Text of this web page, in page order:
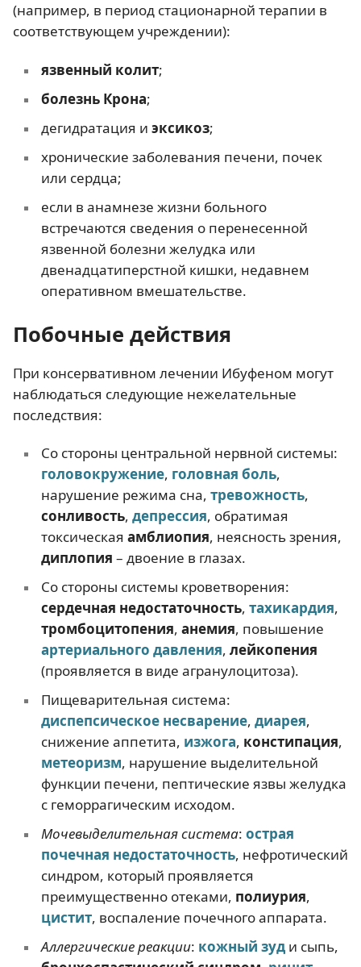
(например, в период стационарной терапии в
соответствующем учреждении):
язвенный колит;
болезнь Крона;
дегидратация и эксикоз;
хронические заболевания печени, почек
или сердца;
если в анамнезе жизни больного
встречаются сведения о перенесенной
язвенной болезни желудка или
двенадцатиперстной кишки, недавнем
оперативном вмешательстве.
Побочные действия
При консервативном лечении Ибуфеном могут
наблюдаться следующие нежелательные
последствия:
Со стороны центральной нервной системы:
головокружение, головная боль,
нарушение режима сна, тревожность,
сонливость, депрессия, обратимая
токсическая амблиопия, неясность зрения,
диплопия – двоение в глазах.
Со стороны системы кроветворения:
сердечная недостаточность, тахикардия,
тромбоцитопения, анемия, повышение
артериального давления, лейкопения
(проявляется в виде агранулоцитоза).
Пищеварительная система:
диспепсическое несварение, диарея,
снижение аппетита, изжога, констипация,
метеоризм, нарушение выделительной
функции печени, пептические язвы желудка
с геморрагическим исходом.
Мочевыделительная система: острая
почечная недостаточность, нефротический
синдром, который проявляется
преимущественно отеками, полиурия,
цистит, воспаление почечного аппарата.
Аллергические реакции: кожный зуди сыпь,